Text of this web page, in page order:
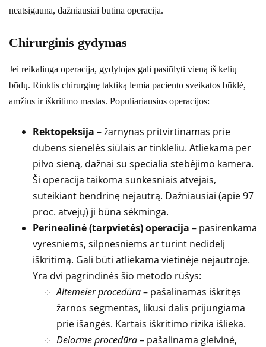
neatsigauna, dažniausiai būtina operacija.
Chirurginis gydymas
Jei reikalinga operacija, gydytojas gali pasiūlyti vieną iš kelių
būdų. Rinktis chirurginę taktiką lemia paciento sveikatos būklė,
amžius ir iškritimo mastas. Populiariausios operacijos:
Rektopeksija – žarnynas pritvirtinamas prie
dubens sienelės siūlais ar tinkleliu. Atliekama per
pilvo sieną, dažnai su specialia stebėjimo kamera.
Ši operacija taikoma sunkesniais atvejais,
suteikiant bendrinę nejautrą. Dažniausiai (apie 97
proc. atvejų) ji būna sėkminga.
Perinealinė (tarpvietės) operacija – pasirenkama
vyresniems, silpnesniems ar turint nedidelį
iškritimą. Gali būti atliekama vietinėje nejautroje.
Yra dvi pagrindinės šio metodo rūšys:
Altemeier procedūra– pašalinamas iškritęs
žarnos segmentas, likusi dalis prijungiama
prie išangės. Kartais iškritimo rizika išlieka.
Delorme procedūra– pašalinama gleivinė,